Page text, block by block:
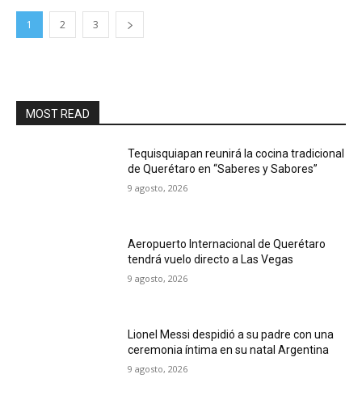
1 2 3
MOST READ
Tequisquiapan reunirá la cocina tradicional
de Querétaro en “Saberes y Sabores”
9 agosto, 2026
Aeropuerto Internacional de Querétaro
tendrá vuelo directo a Las Vegas
9 agosto, 2026
Lionel Messi despidió a su padre con una
ceremonia íntima en su natal Argentina
9 agosto, 2026